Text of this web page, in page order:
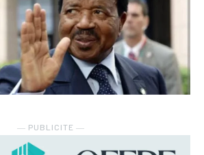
― PUBLICITE ―